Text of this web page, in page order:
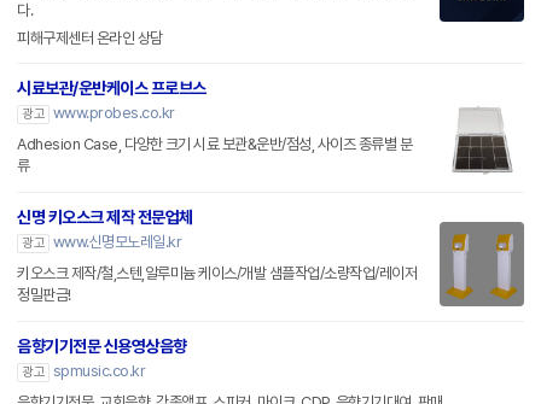
다.
피해구제센터 온라인 상담
시료보관/운반케이스 프로브스
광고 www.probes.co.kr
Adhesion Case, 다양한 크기 시료 보관&운반/점성, 사이즈 종류별 분
류
신명 키오스크 제작 전문업체
광고 www.신명모노레일.kr
키오스크 제작/철,스텐,알루미늄 케이스/개발 샘플작업/소량작업/레이저
정밀판금!
음향기기전문 신용영상음향
광고 spmusic.co.kr